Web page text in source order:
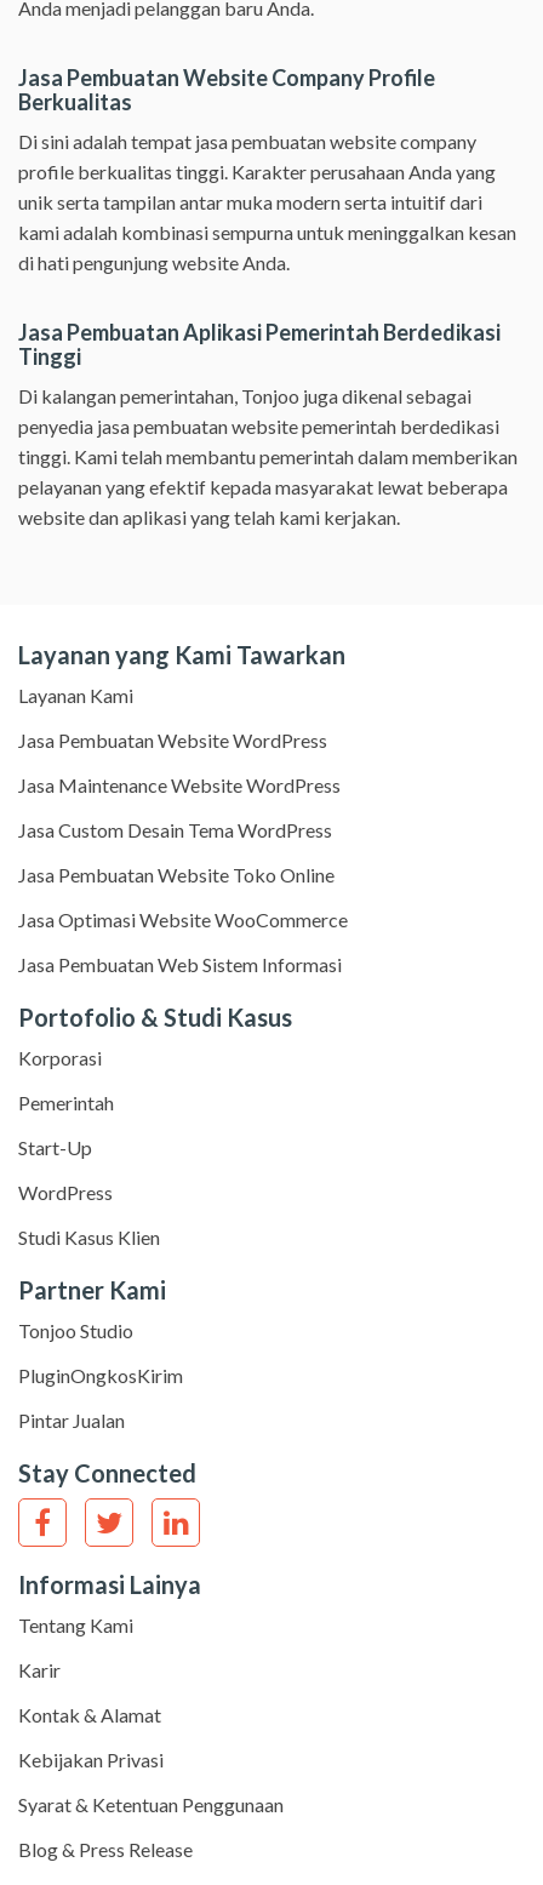
Anda menjadi pelanggan baru Anda.
Jasa Pembuatan Website Company Profile
Berkualitas
Di sini adalah tempat jasa pembuatan website company
profile berkualitas tinggi. Karakter perusahaan Anda yang
unik serta tampilan antar muka modern serta intuitif dari
kami adalah kombinasi sempurna untuk meninggalkan kesan
di hati pengunjung website Anda.
Jasa Pembuatan Aplikasi Pemerintah Berdedikasi
Tinggi
Di kalangan pemerintahan, Tonjoo juga dikenal sebagai
penyedia jasa pembuatan website pemerintah berdedikasi
tinggi. Kami telah membantu pemerintah dalam memberikan
pelayanan yang efektif kepada masyarakat lewat beberapa
website dan aplikasi yang telah kami kerjakan.
Layanan yang Kami Tawarkan
Layanan Kami
Jasa Pembuatan Website WordPress
Jasa Maintenance Website WordPress
Jasa Custom Desain Tema WordPress
Jasa Pembuatan Website Toko Online
Jasa Optimasi Website WooCommerce
Jasa Pembuatan Web Sistem Informasi
Portofolio & Studi Kasus
Korporasi
Pemerintah
Start-Up
WordPress
Studi Kasus Klien
Partner Kami
Tonjoo Studio
PluginOngkosKirim
Pintar Jualan
Stay Connected
Informasi Lainya
Tentang Kami
Karir
Kontak & Alamat
Kebijakan Privasi
Syarat & Ketentuan Penggunaan
Blog & Press Release